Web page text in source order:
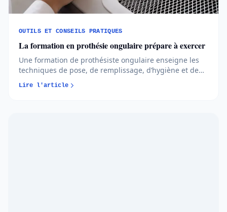
OUTILS ET CONSEILS PRATIQUES
La formation en prothésie ongulaire prépare à exercer
Une formation de prothésiste ongulaire enseigne les
techniques de pose, de remplissage, d’hygiène et de
conseil. Pour exercer avec fiabilité, elle doit prévoir une
pratique suffisante sur modèles, l’apprentissage des
Lire l'article